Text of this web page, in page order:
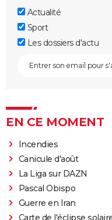
Actualité
Sport
Les dossiers d'actu
EN CE MOMENT
Incendies
Canicule d'août
La Liga sur DAZN
Pascal Obispo
Guerre en Iran
Carte de l'éclipse